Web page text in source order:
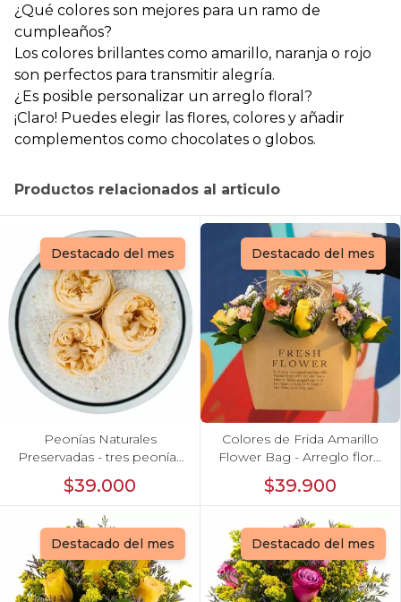
¿Qué colores son mejores para un ramo de
cumpleaños?
Los colores brillantes como amarillo, naranja o rojo
son perfectos para transmitir alegría.
¿Es posible personalizar un arreglo floral?
¡Claro! Puedes elegir las flores, colores y añadir
complementos como chocolates o globos.
Productos relacionados al articulo
Destacado del mes
Peonías Naturales
Preservadas - tres peonías
preservadas en pecera
vidrio con piedrecitas
$39.000
Destacado del mes
Colores de Frida Amarillo
Flower Bag - Arreglo floral
con rosas, claveles, estate y
limonium
$39.900
Destacado del mes Destacado del mes